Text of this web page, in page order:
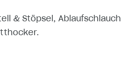
& Stöpsel,